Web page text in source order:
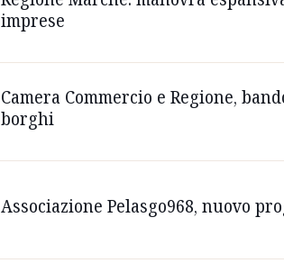
imprese
Camera Commercio e Regione,
borghi
Associazione Pelasgo968, nuovo